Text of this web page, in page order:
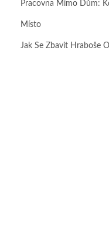
Pracovna Mimo Dům:
Místo
Jak Se Zbavit Hraboše